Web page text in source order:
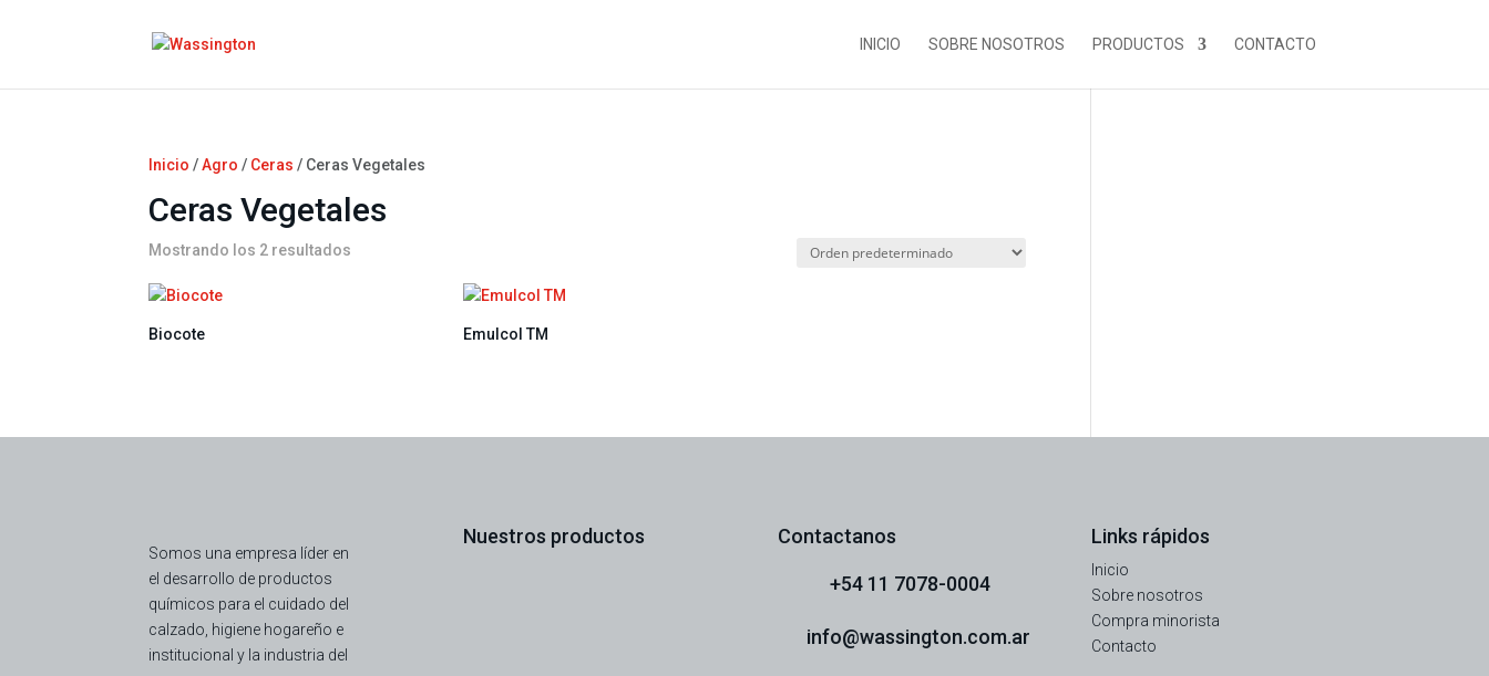
INICIO SOBRE NOSOTROS PRODUCTOS CONTACTO
Inicio /Agro / Ceras / Ceras Vegetales
Ceras Vegetales
Mostrando los 2 resultados
Biocote Emulcol TM
Somos una empresa líder en
el desarrollo de productos
químicos para el cuidado del
calzado, higiene hogareño e
institucional y la industria del
Nuestros productos Contactanos
+54 11 7078-0004
info@wassington.com.ar
Links rápidos
Inicio
Sobre nosotros
Compra minorista
Contacto